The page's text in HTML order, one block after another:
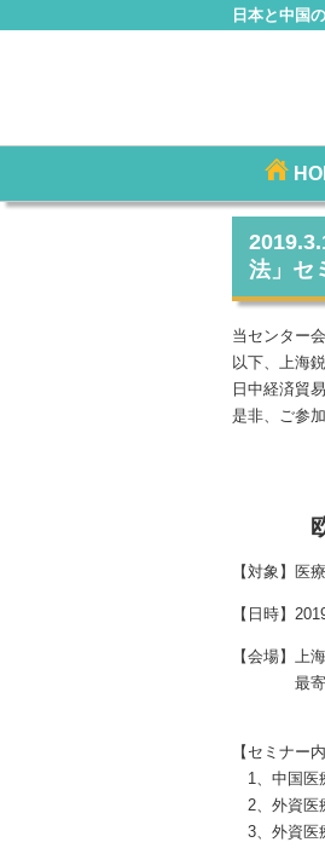
日本と中国
メインメ
ン
移
動
法」セ
当センター
以下、上海
日中経済貿
是非、ご参
【対象】医
【日時】
【会場】上
最寄駅：
地下鉄6
【セミナー内
1、中国医
2、外資医
3、外資医